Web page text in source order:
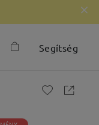
Segítség